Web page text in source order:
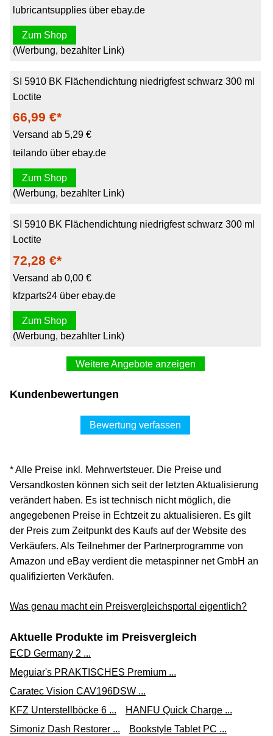
lubricantsupplies über ebay.de
Zum Shop
(Werbung, bezahlter Link)
SI 5910 BK Flächendichtung niedrigfest schwarz 300 ml
Loctite
66,99 €*
Versand ab 5,29 €
teilando über ebay.de
Zum Shop
(Werbung, bezahlter Link)
SI 5910 BK Flächendichtung niedrigfest schwarz 300 ml
Loctite
72,28 €*
Versand ab 0,00 €
kfzparts24 über ebay.de
Zum Shop
(Werbung, bezahlter Link)
Weitere Angebote anzeigen
Kundenbewertungen
Bewertung verfassen
* Alle Preise inkl. Mehrwertsteuer. Die Preise und
Versandkosten können sich seit der letzten Aktualisierung
verändert haben. Es ist technisch nicht möglich, die
angegebenen Preise in Echtzeit zu aktualisieren. Es gilt
der Preis zum Zeitpunkt des Kaufs auf der Website des
Verkäufers. Als Teilnehmer der Partnerprogramme von
Amazon und eBay verdient die metaspinner net GmbH an
qualifizierten Verkäufen.
Was genau macht ein Preisvergleichsportal eigentlich?
Aktuelle Produkte im Preisvergleich
ECD Germany 2 ...
Meguiar's PRAKTISCHES Premium ...
Caratec Vision CAV196DSW ...
KFZ Unterstellböcke 6 ...
HANFU Quick Charge ...
Simoniz Dash Restorer ...
Bookstyle Tablet PC ...